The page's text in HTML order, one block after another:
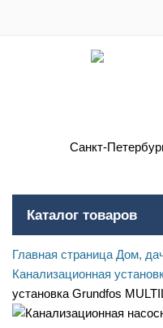
Санкт-
Каталог товаров
Главная страница Дом,
Канализационная
установка Grundfos